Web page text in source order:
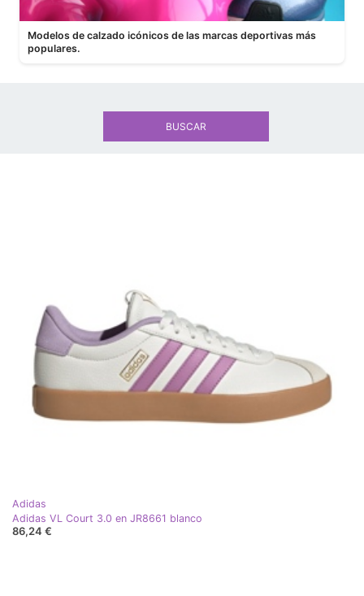
Modelos de calzado icónicos de las marcas deportivas más
populares.
Adidas
Adidas VL Court 3.0 en JR8661 blanco
86,24 €
BUSCAR